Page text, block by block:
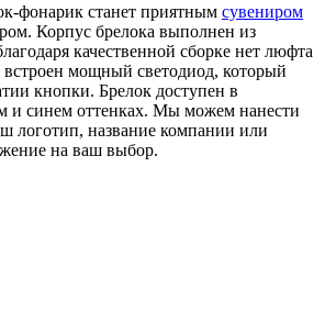
фонарик станет приятным сувениром
Корпус брелока выполнен из
качественной сборке нет люфта
встроен мощный светодиод, который
кнопки. Брелок доступен в
и синем оттенках. Мы можем нанести
логотип, название компании или
на ваш выбор.